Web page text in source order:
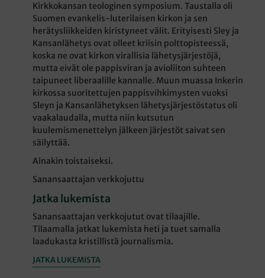
Kirkkokansan teologinen symposium. Taustalla oli
Suomen evankelis-luterilaisen kirkon ja sen
herätysliikkeiden kiristyneet välit. Erityisesti Sley ja
Kansanlähetys ovat olleet kriisin polttopisteessä,
koska ne ovat kirkon virallisia lähetysjärjestöjä,
mutta eivät ole pappisviran ja avioliiton suhteen
taipuneet liberaalille kannalle. Muun muassa Inkerin
kirkossa suoritettujen pappisvihkimysten vuoksi
Sleyn ja Kansanlähetyksen lähetysjärjestöstatus oli
vaakalaudalla, mutta niin kutsutun
kuulemismenettelyn jälkeen järjestöt saivat sen
säilyttää.
Ainakin toistaiseksi.
Sanansaattajan verkkojuttu
Jatka lukemista
Sanansaattajan verkkojutut ovat tilaajille.
Tilaamalla jatkat lukemista heti ja tuet samalla
laadukasta kristillistä journalismia.
JATKA LUKEMISTA